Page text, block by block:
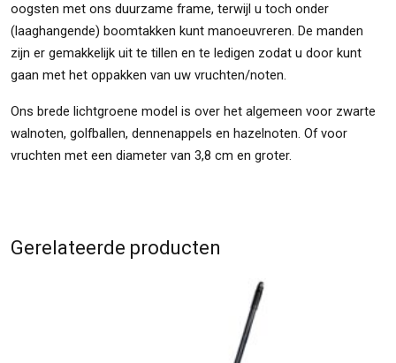
oogsten met ons duurzame frame, terwijl u toch onder
(laaghangende) boomtakken kunt manoeuvreren. De manden
zijn er gemakkelijk uit te tillen en te ledigen zodat u door kunt
gaan met het oppakken van uw vruchten/noten.
Ons brede lichtgroene model is over het algemeen voor zwarte
walnoten, golfballen, dennenappels en hazelnoten. Of voor
vruchten met een diameter van 3,8 cm en groter.
Gerelateerde producten